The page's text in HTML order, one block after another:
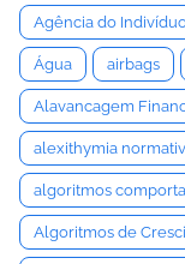
Agência do
Água airbags
Alavancagem
alexithymia
algoritmos
Algoritmos de